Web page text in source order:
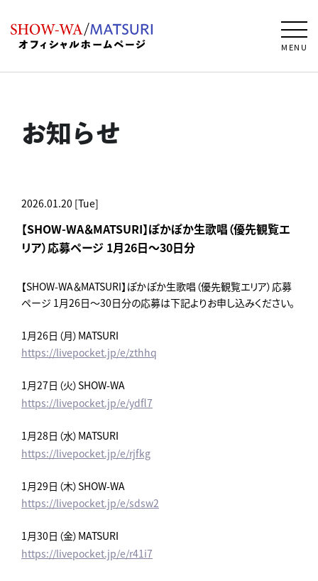
MENU
お知らせ
2026.01.20 [Tue]
【SHOW-WA＆MATSURI】ぽかぽか生歌唱（優先観覧エ
リア）応募ページ 1月26日～30日分
【SHOW-WA＆MATSURI】ぽかぽか生歌唱（優先観覧エリア）応募
ページ 1月26日～30日分の応募は下記よりお申し込みください。
1月26日（月）MATSURI
https://livepocket.jp/e/zthhq
1月27日（火）SHOW-WA
https://livepocket.jp/e/ydfl7
1月28日（水）MATSURI
https://livepocket.jp/e/rjfkg
1月29日（木）SHOW-WA
https://livepocket.jp/e/sdsw2
1月30日（金）MATSURI
https://livepocket.jp/e/r41i7